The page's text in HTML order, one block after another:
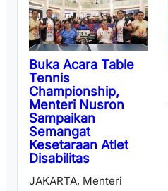
Buka Acara Table
Tennis
Championship,
Menteri Nusron
Sampaikan
Semangat
Kesetaraan Atlet
Disabilitas
JAKARTA, Menteri